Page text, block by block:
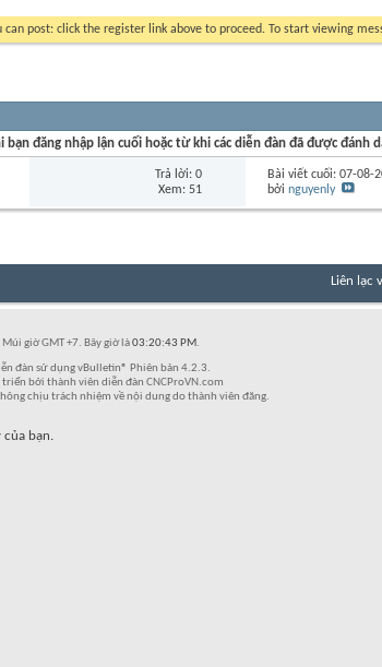
can post: click the register link above to proceed. To start viewing
đăng nhập lận cuối hoặc từ khi các diễn đàn đã được đánh
Trả lời: 0
Xem: 51
Bài viết cuối: 07-08-
bởi nguyenly
Liên lạc
Múi giờ GMT +7. Bây giờ là03:20:43 PM.
đàn sử dụng vBulletin® Phiên bản 4.2.3.
triển bởi thành viên diễn đàn CNCProVN.com
chịu trách nhiệm về nội dung do thành viên đăng.
của bạn.